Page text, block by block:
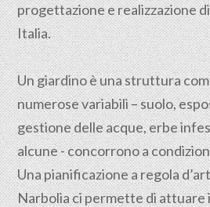
progettazione e realizzazione
Italia.
Un giardino è una struttura
numerose variabili – suolo,
gestione delle acque, erbe
alcune - concorrono a
Una pianificazione a regola
Narbolia ci permette di